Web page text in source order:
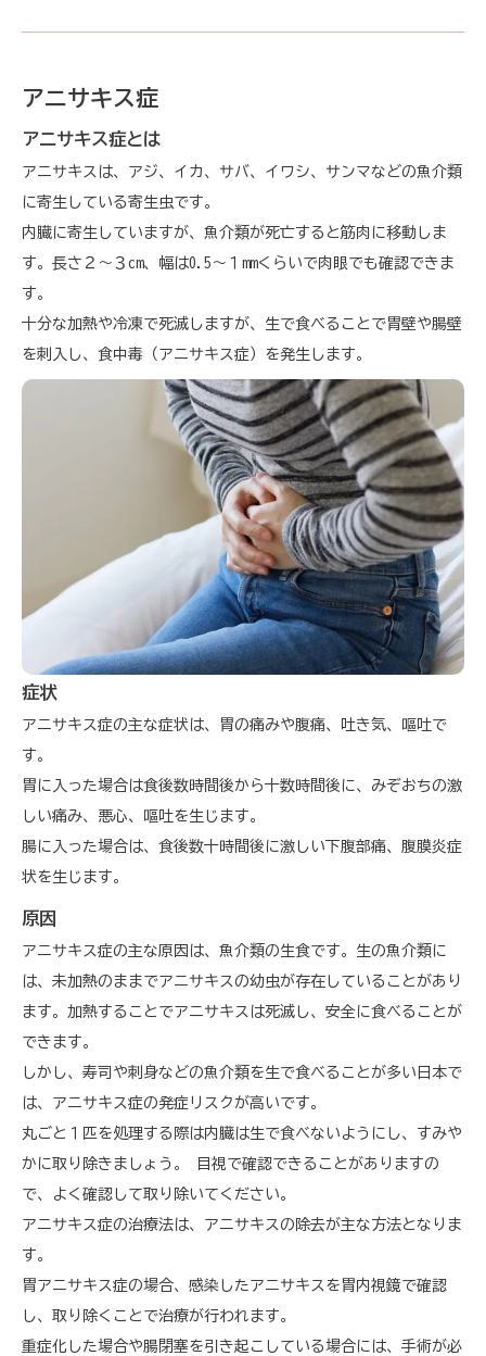
アニサキス症
アニサキス症とは
アニサキスは、アジ、イカ、サバ、イワシ、サンマなどの魚介類
に寄生している寄生虫です。
内臓に寄生していますが、魚介類が死亡すると筋肉に移動しま
す。長さ２〜３cm、幅は0.5〜１mmくらいで肉眼でも確認できま
す。
十分な加熱や冷凍で死滅しますが、生で食べることで胃壁や腸壁
を刺入し、食中毒（アニサキス症）を発生します。
症状
アニサキス症の主な症状は、胃の痛みや腹痛、吐き気、嘔吐で
す。
胃に入った場合は食後数時間後から十数時間後に、みぞおちの激
しい痛み、悪心、嘔吐を生じます。
腸に入った場合は、食後数十時間後に激しい下腹部痛、腹膜炎症
状を生じます。
原因
アニサキス症の主な原因は、魚介類の生食です。生の魚介類に
は、未加熱のままでアニサキスの幼虫が存在していることがあり
ます。加熱することでアニサキスは死滅し、安全に食べることが
できます。
しかし、寿司や刺身などの魚介類を生で食べることが多い日本で
は、アニサキス症の発症リスクが高いです。
丸ごと１匹を処理する際は内臓は生で食べないようにし、すみや
かに取り除きましょう。 目視で確認できることがありますの
で、よく確認して取り除いてください。
アニサキス症の治療法は、アニサキスの除去が主な方法となりま
す。
胃アニサキス症の場合、感染したアニサキスを胃内視鏡で確認
し、取り除くことで治療が行われます。
重症化した場合や腸閉塞を引き起こしている場合には、手術が必